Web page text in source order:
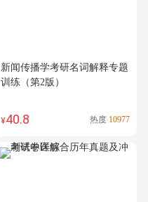
新闻传播学考研名词解释专题
训练（第2版）
¥40.8 热度 10977